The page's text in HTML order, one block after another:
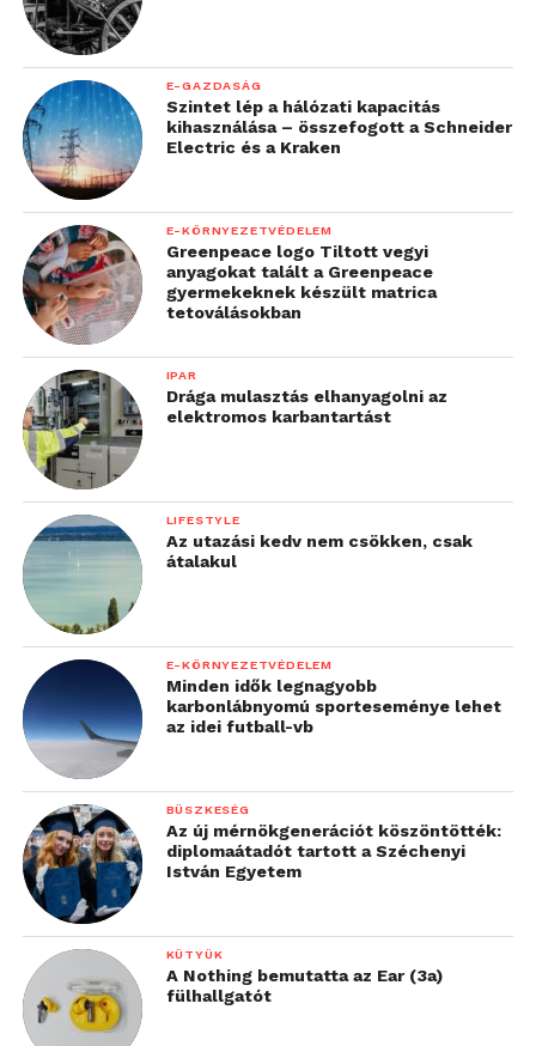
E-GAZDASÁG
Szintet lép a hálózati kapacitás
kihasználása – összefogott a Schneider
Electric és a Kraken
E-KÖRNYEZETVÉDELEM
Greenpeace logo Tiltott vegyi
anyagokat talált a Greenpeace
gyermekeknek készült matrica
tetoválásokban
IPAR
Drága mulasztás elhanyagolni az
elektromos karbantartást
LIFESTYLE
Az utazási kedv nem csökken, csak
átalakul
E-KÖRNYEZETVÉDELEM
Minden idők legnagyobb
karbonlábnyomú sporteseménye lehet
az idei futball-vb
BÜSZKESÉG
Az új mérnökgenerációt köszöntötték:
diplomaátadót tartott a Széchenyi
István Egyetem
KÜTYÜK
A Nothing bemutatta az Ear (3a)
fülhallgatót